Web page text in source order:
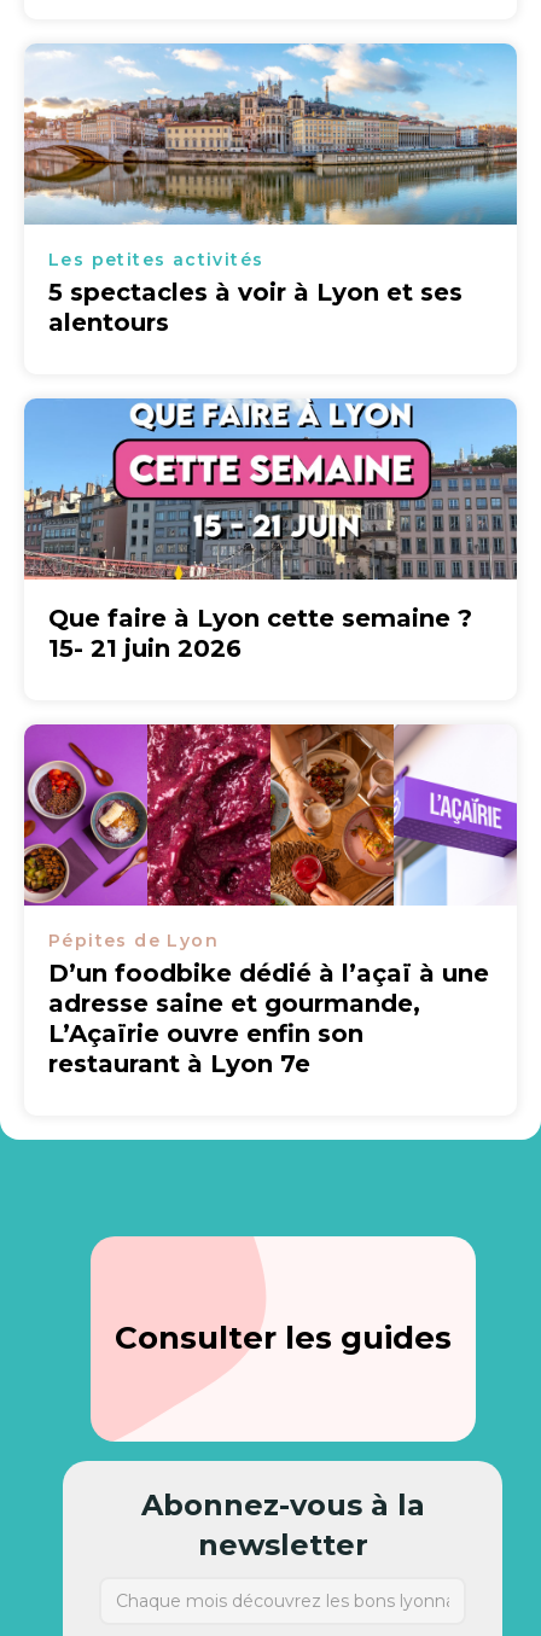
Les petites activités
5 spectacles à voir à Lyon et ses
alentours
Que faire à Lyon cette semaine ?
15- 21 juin 2026
Pépites de Lyon
D’un foodbike dédié à l’açaï à une
adresse saine et gourmande,
L’Açaïrie ouvre enfin son
restaurant à Lyon 7e
Consulter les guides
Abonnez-vous à la
newsletter